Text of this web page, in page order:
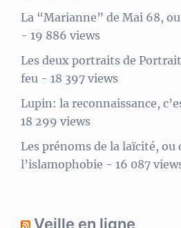
La “Marianne” de Mai 68,
- 19 886 views
Les deux portraits de
feu - 18 397 views
Lupin: la reconnaissance,
18 299 views
Les prénoms de la laïcité, ou
l’islamophobie - 16 087
Veille en ligne